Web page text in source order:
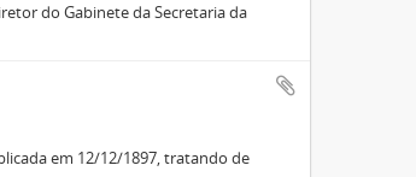
do Gabinete da Secretaria da
em 12/12/1897, tratando de